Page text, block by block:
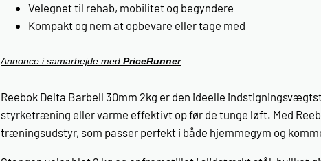
Velegnet til rehab, mobilitet og begyndere
Kompakt og nem at opbevare eller tage med
Annonce i samarbejde med PriceRunner
Reebok Delta Barbell 30mm 2kg er den ideelle
styrketræning eller varme effektivt op før de tunge løft. Med
træningsudstyr, som passer perfekt i både hjemmegym og